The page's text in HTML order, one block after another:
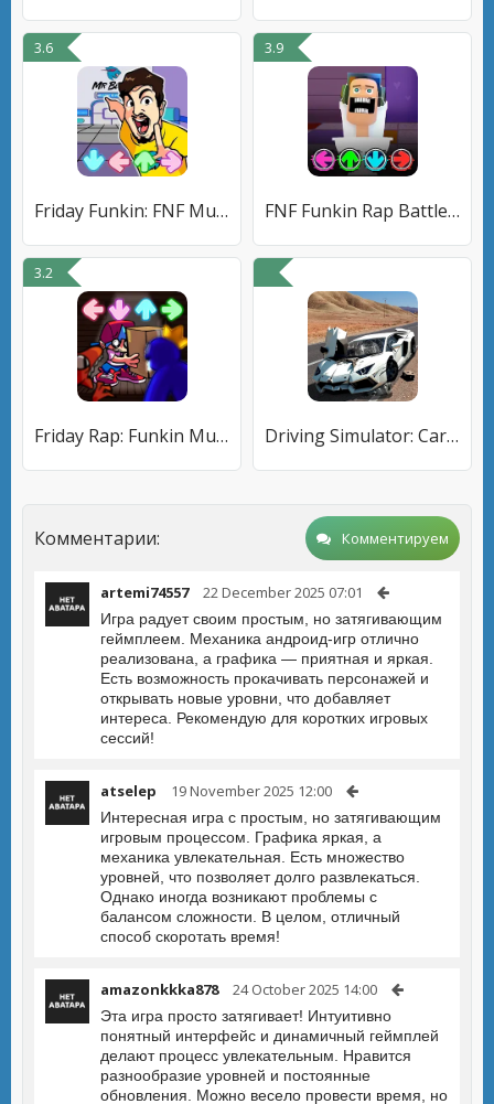
3.6
Friday Funkin: FNF Music Night
3.9
FNF Funkin Rap Battle Full Mod
3.2
Friday Rap: Funkin Music Night Driving Simulator: Car Crash
Комментарии: Комментируем
artemi74557 22 December 2025 07:01
Игра радует своим простым, но затягивающим
геймплеем. Механика андроид-игр отлично
реализована, а графика — приятная и яркая.
Есть возможность прокачивать персонажей и
открывать новые уровни, что добавляет
интереса. Рекомендую для коротких игровых
сессий!
atselep 19 November 2025 12:00
Интересная игра с простым, но затягивающим
игровым процессом. Графика яркая, а
механика увлекательная. Есть множество
уровней, что позволяет долго развлекаться.
Однако иногда возникают проблемы с
балансом сложности. В целом, отличный
способ скоротать время!
amazonkkka878 24 October 2025 14:00
Эта игра просто затягивает! Интуитивно
понятный интерфейс и динамичный геймплей
делают процесс увлекательным. Нравится
разнообразие уровней и постоянные
обновления. Можно весело провести время, но